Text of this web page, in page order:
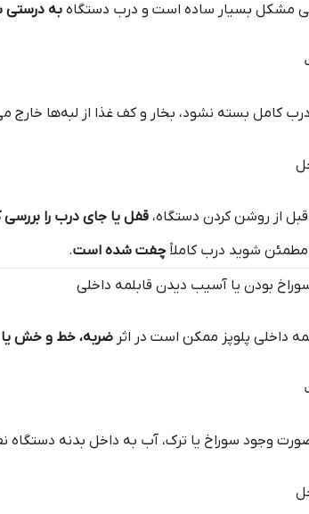
مشکل بسیار ساده است و درب دستگاهبه
درب کامل بسته نشود، بخار و کف غذا از لبه‌ها خارج
قبل از روشن کردن دستگاه، قفل یا جای درب را بررسی
مطمئن شوید درب کاملاًچفت شده است.
داخلی پلوپز ممکن است در اثر ضربه، خط و خش یا
وجود سوراخ یا ترک، آب به داخل بدنه دستگاه